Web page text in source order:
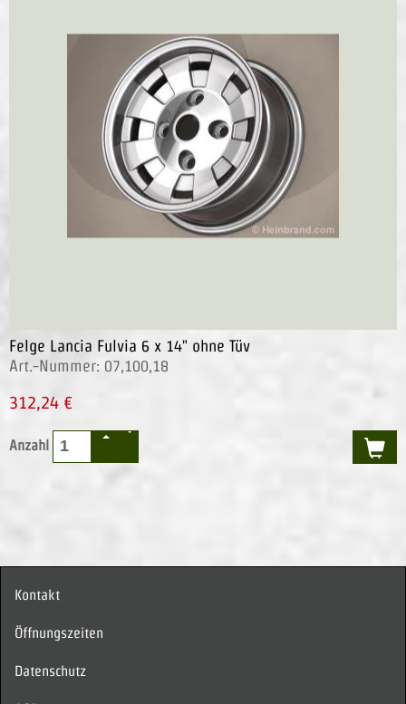
Felge Lancia Fulvia 6 x 14" ohne Tüv
Art.-Nummer: 07,100,18
312,24 €
Anzahl
Kontakt
Öffnungszeiten
Datenschutz